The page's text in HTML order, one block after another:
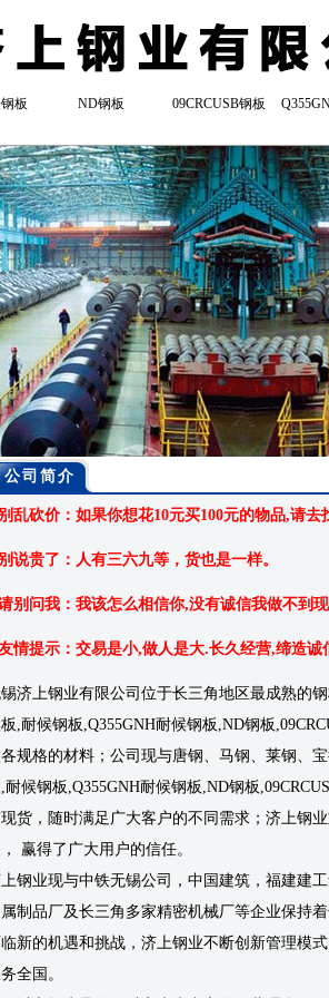
板 ND钢板 09CRCUSB钢板
公司简介
乱砍价：如果你想花10元买100元的物品,请去
说贵了：人有三六九等，货也是一样。
别问我：我该怎么相信你,没有诚信我做不到现
情提示：交易是小,做人是大.长久经营,缔造诚
济上钢业有限公司位于长三角地区最成熟的
,耐候钢板,Q355GNH耐候钢板,ND钢板
规格的材料；公司现与唐钢、马钢、莱钢、
耐候钢板,Q355GNH耐候钢板,ND钢板
货，随时满足广大客户的不同需求；济上钢
赢得了广大用户的信任。
钢业现与中铁无锡公司，中国建筑，福建建
制品厂及长三角多家精密机械厂等企业保持着
新的机遇和挑战，济上钢业不断创新管理模
全国。